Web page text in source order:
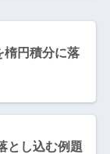
楕円積分に落
とし込む例題